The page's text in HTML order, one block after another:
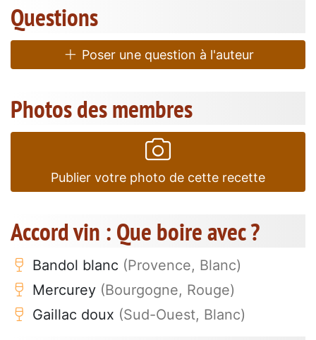
Questions
Poser une question à l'auteur
Photos des membres
Publier votre photo de cette recette
Accord vin : Que boire avec ?
Bandol blanc (Provence, Blanc)
Mercurey (Bourgogne, Rouge)
Gaillac doux (Sud-Ouest, Blanc)